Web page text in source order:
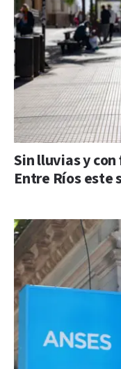
Sin lluvias y
Entre Ríos este